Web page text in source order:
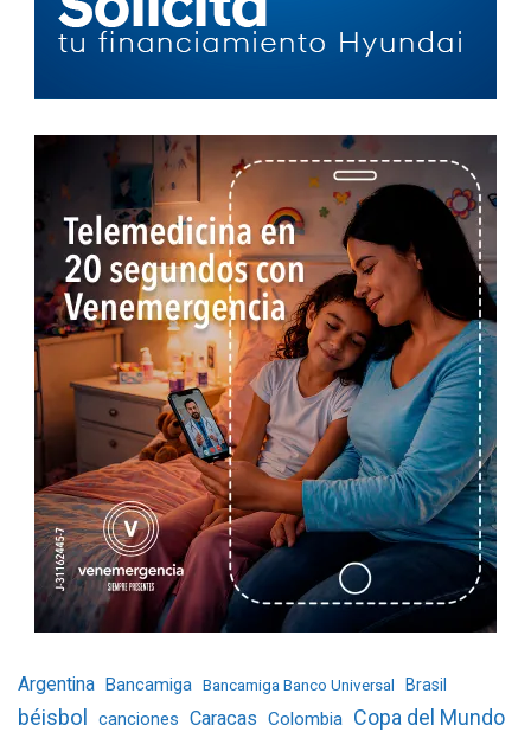
Argentina Bancamiga Bancamiga Banco Universal Brasil
béisbol canciones Caracas Colombia Copa del Mundo